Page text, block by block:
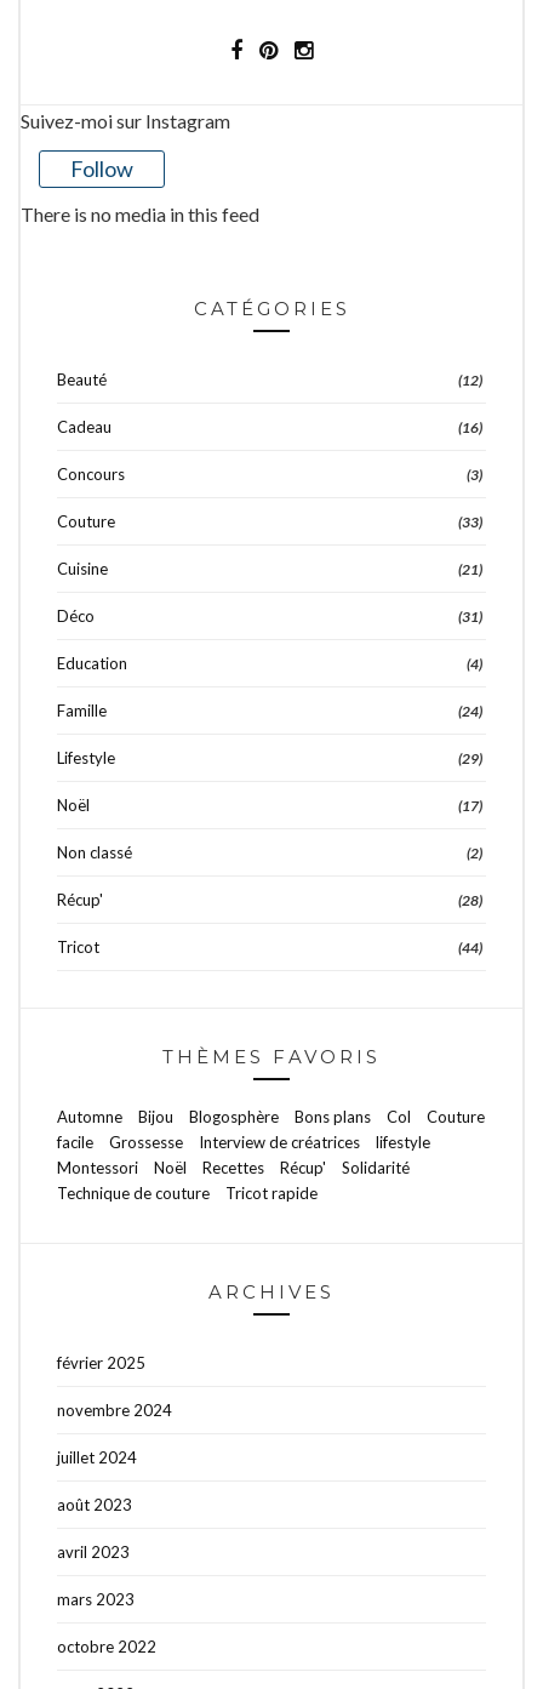
Suivez-moi sur Instagram
Follow
There is no media in this feed
CATÉGORIES
Beauté (12)
Cadeau (16)
Concours (3)
Couture (33)
Cuisine (21)
Déco (31)
Education (4)
Famille (24)
Lifestyle (29)
Noël (17)
Non classé (2)
Récup' (28)
Tricot (44)
THÈMES FAVORIS
Automne Bijou Blogosphère Bons plans Col
Couture
facile
Grossesse Interview de créatrices
lifestyle
Montessori
Noël Recettes Récup'
Solidarité
Technique de couture
Tricot rapide
ARCHIVES
février 2025
novembre 2024
juillet 2024
août 2023
avril 2023
mars 2023
octobre 2022